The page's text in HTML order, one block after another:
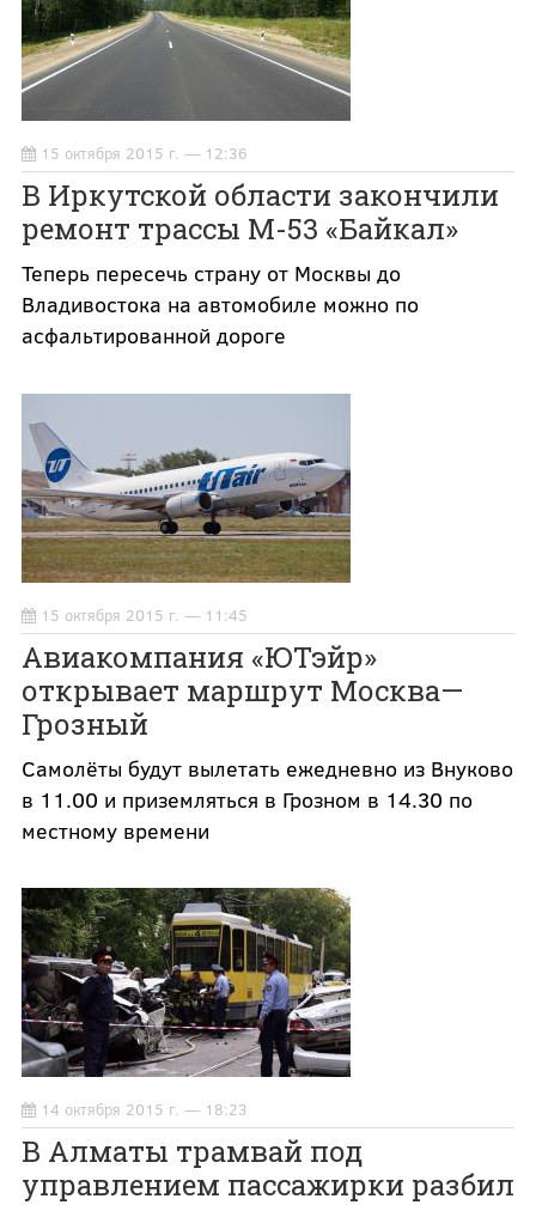
15 октября 2015 г. — 12:36
В Иркутской области закончили
ремонт трассы М-53 «Байкал»
Теперь пересечь страну от Москвы до
Владивостока на автомобиле можно по
асфальтированной дороге
15 октября 2015 г. — 11:45
Авиакомпания «ЮТэйр»
открывает маршрут Москва—
Грозный
Самолёты будут вылетать ежедневно из Внуково
в 11.00 и приземляться в Грозном в 14.30 по
местному времени
14 октября 2015 г. — 18:23
В Алматы трамвай под
управлением пассажирки разбил